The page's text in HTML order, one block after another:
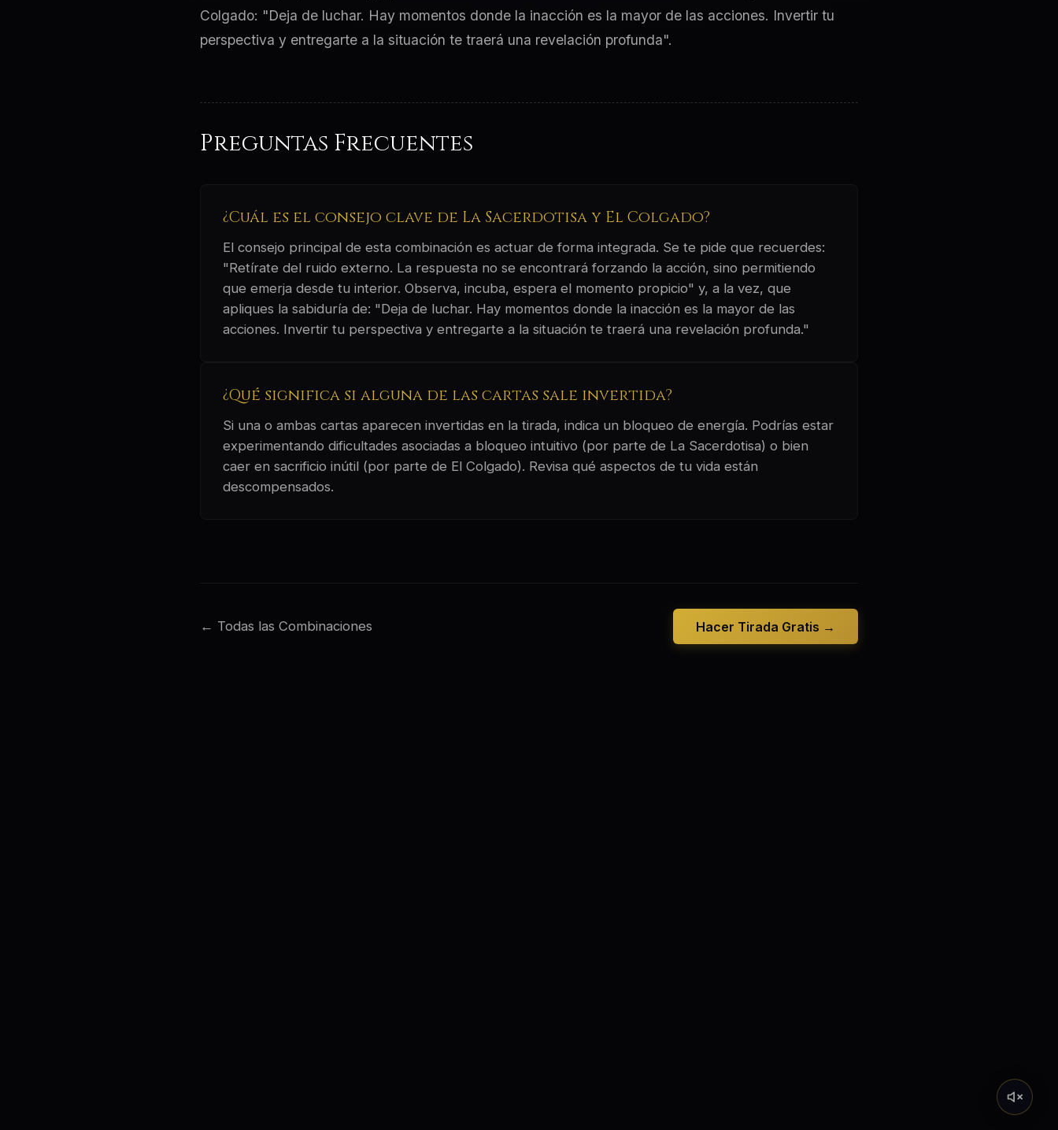
Colgado: "Deja de luchar. Hay momentos donde la inacción es la mayor de las acciones. Invertir tu
perspectiva y entregarte a la situación te traerá una revelación profunda".
Preguntas Frecuentes
¿Cuál es el consejo clave de La Sacerdotisa y El Colgado?
El consejo principal de esta combinación es actuar de forma integrada. Se te pide que recuerdes:
"Retírate del ruido externo. La respuesta no se encontrará forzando la acción, sino permitiendo
que emerja desde tu interior. Observa, incuba, espera el momento propicio" y, a la vez, que
apliques la sabiduría de: "Deja de luchar. Hay momentos donde la inacción es la mayor de las
acciones. Invertir tu perspectiva y entregarte a la situación te traerá una revelación profunda."
¿Qué significa si alguna de las cartas sale invertida?
Si una o ambas cartas aparecen invertidas en la tirada, indica un bloqueo de energía. Podrías estar
experimentando dificultades asociadas a bloqueo intuitivo (por parte de La Sacerdotisa) o bien
caer en sacrificio inútil (por parte de El Colgado). Revisa qué aspectos de tu vida están
descompensados.
← Todas las Combinaciones Hacer Tirada Gratis →